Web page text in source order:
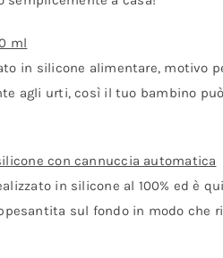
ml
in silicone alimentare, motivo
agli urti, così il tuo bambino
con cannuccia automatica
in silicone al 100% ed
sul fondo in modo che